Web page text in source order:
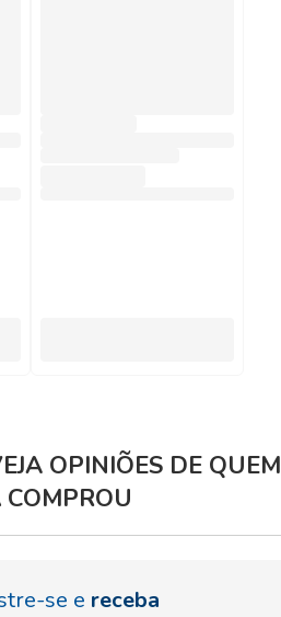
OPINIÕES DE QUEM
COMPROU
se e receba